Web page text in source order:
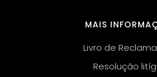
MAIS
Livro de
Resolução